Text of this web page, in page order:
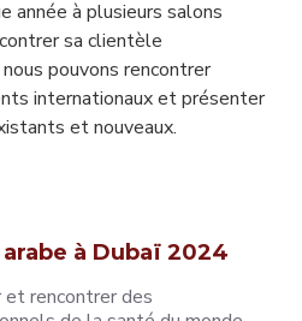
année à plusieurs salons
sa clientèle
pouvons rencontrer
internationaux et présenter
et nouveaux.
à Dubaï 2024
et rencontrer des